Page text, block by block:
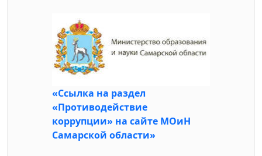
«Ссылка на раздел
«Противодействие
коррупции» на сайте МОиН
Самарской области»